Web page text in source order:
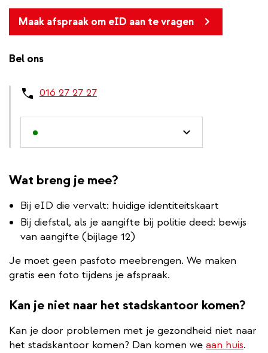
Maak afspraak om eID aan te vragen
Bel ons
016 27 27 27
Wat breng je mee?
Bij eID die vervalt: huidige identiteitskaart
Bij diefstal, als je aangifte bij politie deed: bewijs
van aangifte (bijlage 12)
Je moet geen pasfoto meebrengen. We maken
gratis een foto tijdens je afspraak.
Kan je niet naar het stadskantoor komen?
Kan je door problemen met je gezondheid niet naar
het stadskantoor komen? Dan komen we aan huis.